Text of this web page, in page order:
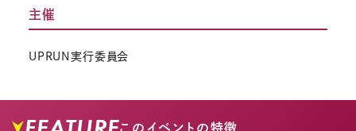
主催
UPRUN実行委員会
このイベントの特徴